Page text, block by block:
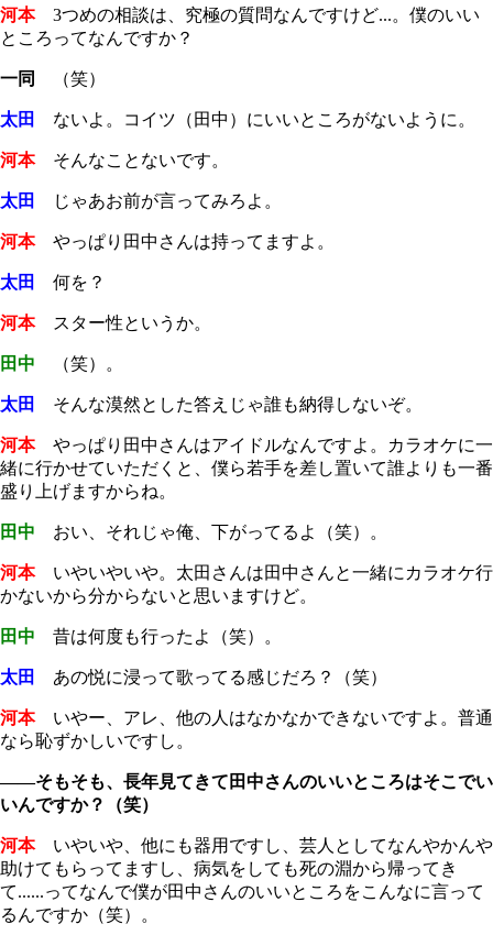
河本3つめの相談は、究極の質問なんですけど...。僕のいい
ところってなんですか？
一同 （笑）
太田 ないよ。コイツ（田中）にいいところがないように。
河本そんなことないです。
太田 じゃあお前が言ってみろよ。
河本やっぱり田中さんは持ってますよ。
太田 何を？
河本スター性というか。
田中 （笑）。
太田 そんな漠然とした答えじゃ誰も納得しないぞ。
河本やっぱり田中さんはアイドルなんですよ。カラオケに一
緒に行かせていただくと、僕ら若手を差し置いて誰よりも一番
盛り上げますからね。
田中 おい、それじゃ俺、下がってるよ（笑）。
河本いやいやいや。太田さんは田中さんと一緒にカラオケ行
かないから分からないと思いますけど。
田中 昔は何度も行ったよ（笑）。
太田 あの悦に浸って歌ってる感じだろ？（笑）
河本いやー、アレ、他の人はなかなかできないですよ。普通
なら恥ずかしいですし。
――そもそも、長年見てきて田中さんのいいところはそこでい
いんですか？（笑）
河本いやいや、他にも器用ですし、芸人としてなんやかんや
助けてもらってますし、病気をしても死の淵から帰ってき
て......ってなんで僕が田中さんのいいところをこんなに言って
るんですか（笑）。